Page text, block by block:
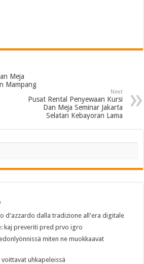
Meja
Mampang
Next
Pusat Rental Penyewaan Kursi
Dan Meja Seminar Jakarta
Selatan Kebayoran Lama
d'azzardo dalla tradizione all'era digitale
kaj preveriti pred prvo igro
miten ne muokkaavat
uhkapeleissä